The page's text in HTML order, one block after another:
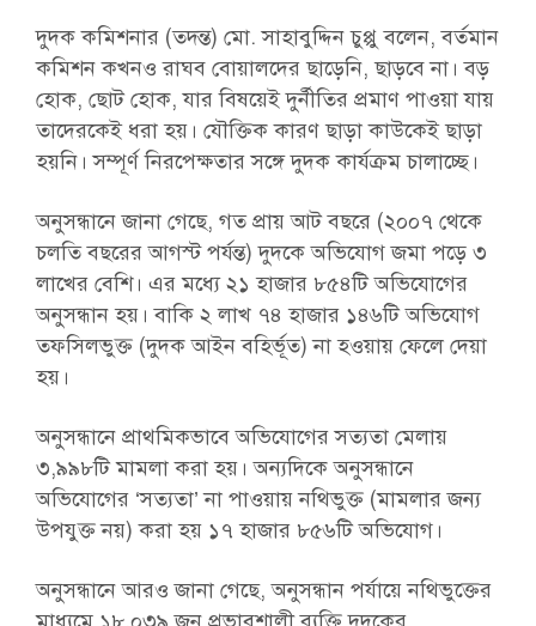
দুদক কমিশনার (তদন্ত) মো. সাহাবুদ্দিন চুপ্পু বলেন, বর্তমান
কমিশন কখনও রাঘব বোয়ালদের ছাড়েনি, ছাড়বে না। বড়
হোক, ছোট হোক, যার বিষয়েই দুর্নীতির প্রমাণ পাওয়া যায়
তাদেরকেই ধরা হয়। যৌক্তিক কারণ ছাড়া কাউকেই ছাড়া
হয়নি। সম্পূর্ণ নিরপেক্ষতার সঙ্গে দুদক কার্যক্রম চালাচ্ছে।
অনুসন্ধানে জানা গেছে, গত প্রায় আট বছরে (২০০৭ থেকে
চলতি বছরের আগস্ট পর্যন্ত) দুদকে অভিযোগ জমা পড়ে ৩
লাখের বেশি। এর মধ্যে ২১ হাজার ৮৫৪টি অভিযোগের
অনুসন্ধান হয়। বাকি ২ লাখ ৭৪ হাজার ১৪৬টি অভিযোগ
তফসিলভুক্ত (দুদক আইন বহির্ভূত) না হওয়ায় ফেলে দেয়া
হয়।
অনুসন্ধানে প্রাথমিকভাবে অভিযোগের সত্যতা মেলায়
৩,৯৯৮টি মামলা করা হয়। অন্যদিকে অনুসন্ধানে
অভিযোগের ‘সত্যতা’ না পাওয়ায় নথিভুক্ত (মামলার জন্য
উপযুক্ত নয়) করা হয় ১৭ হাজার ৮৫৬টি অভিযোগ।
অনুসন্ধানে আরও জানা গেছে, অনুসন্ধান পর্যায়ে নথিভুক্তের